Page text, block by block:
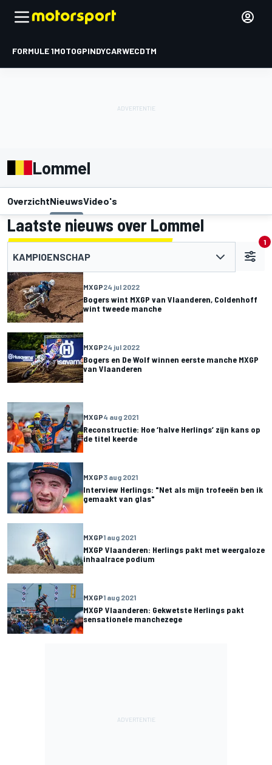
FORMULE 1MOTOGPINDYCARWECDTM
Lommel
OverzichtNieuwsVideo's
Laatste nieuws over Lommel
KAMPIOENSCHAP
1
MXGP24 jul 2022
Bogers wint MXGP van Vlaanderen, Coldenhoff
wint tweede manche
MXGP24 jul 2022
Bogers en De Wolf winnen eerste manche MXGP
van Vlaanderen
MXGP4 aug 2021
Reconstructie: Hoe ‘halve Herlings’ zijn kans op
de titel keerde
MXGP3 aug 2021
Interview Herlings: "Net als mijn trofeeën ben ik
gemaakt van glas"
MXGP1 aug 2021
MXGP Vlaanderen: Herlings pakt met weergaloze
inhaalrace podium
MXGP1 aug 2021
MXGP Vlaanderen: Gekwetste Herlings pakt
sensationele manchezege